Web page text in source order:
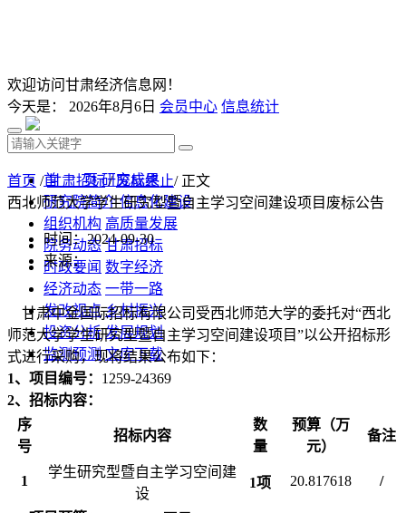
欢迎访问甘肃经济信息网！
今天是： 2026年8月6日 会员中心 信息统计
首 页 研究成果
研究院简介 信息化建设
组织机构 高质量发展
院务动态 甘肃招标
时政要闻 数字经济
经济动态 一带一路
发改视点 乡村振兴
投资分析 发展规划
监测预测 文库下载
首页 /甘肃招标/废标终止/ 正文
西北师范大学学生研究型暨自主学习空间建设项目废标公告
时间：2024-09-30
来源：
甘肃中金国际招标有限公司受西北师范大学的委托对“西北
师范大学学生研究型暨自主学习空间建设项目”以公开招标形
式进行采购，现将结果公布如下：
1、 项目编号： 1259-24369
2、 招标内容：
序
号
招标内容
数
量
预算（万
元）
备注
1
学生研究型暨自主学习空间建
设
1项 20.817618 /